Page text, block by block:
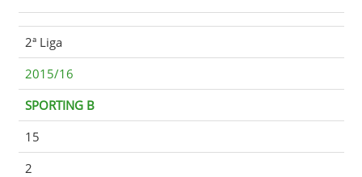
2ª Liga
2015/16
SPORTING B
15
2